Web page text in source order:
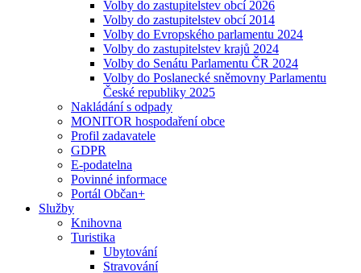
Volby do zastupitelstev obcí 2026
Volby do zastupitelstev obcí 2014
Volby do Evropského parlamentu 2024
Volby do zastupitelstev krajů 2024
Volby do Senátu Parlamentu ČR 2024
Volby do Poslanecké sněmovny Parlamentu
České republiky 2025
Nakládání s odpady
MONITOR hospodaření obce
Profil zadavatele
GDPR
E-podatelna
Povinné informace
Portál Občan+
Služby
Knihovna
Turistika
Ubytování
Stravování